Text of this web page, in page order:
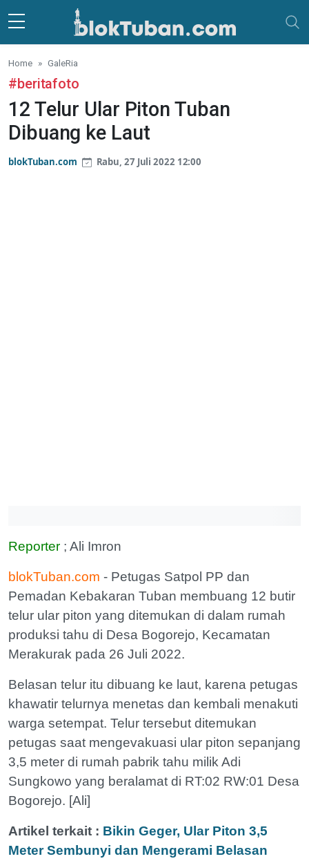
Skip to main content
Home GaleRia
#beritafoto
12 Telur Ular Piton Tuban
Dibuang ke Laut
blokTuban.com Rabu, 27 Juli 2022 12:00
Reporter ; Ali Imron
blokTuban.com - Petugas Satpol PP dan
Pemadan Kebakaran Tuban membuang 12 butir
telur ular piton yang ditemukan di dalam rumah
produksi tahu di Desa Bogorejo, Kecamatan
Merakurak pada 26 Juli 2022.
Belasan telur itu dibuang ke laut, karena petugas
khawatir telurnya menetas dan kembali menakuti
warga setempat. Telur tersebut ditemukan
petugas saat mengevakuasi ular piton sepanjang
3,5 meter di rumah pabrik tahu milik Adi
Sungkowo yang beralamat di RT:02 RW:01 Desa
Bogorejo. [Ali]
Artikel terkait : Bikin Geger, Ular Piton 3,5
Meter Sembunyi dan Mengerami Belasan